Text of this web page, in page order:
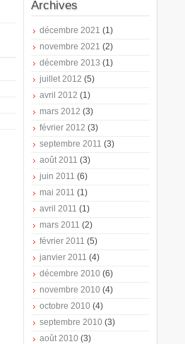
Archives
décembre 2021 (1)
novembre 2021 (2)
décembre 2013 (1)
juillet 2012 (5)
avril 2012 (1)
mars 2012 (3)
février 2012 (3)
septembre 2011 (3)
août 2011 (3)
juin 2011 (6)
mai 2011 (1)
avril 2011 (1)
mars 2011 (2)
février 2011 (5)
janvier 2011 (4)
décembre 2010 (6)
novembre 2010 (4)
octobre 2010 (4)
septembre 2010 (3)
août 2010 (3)